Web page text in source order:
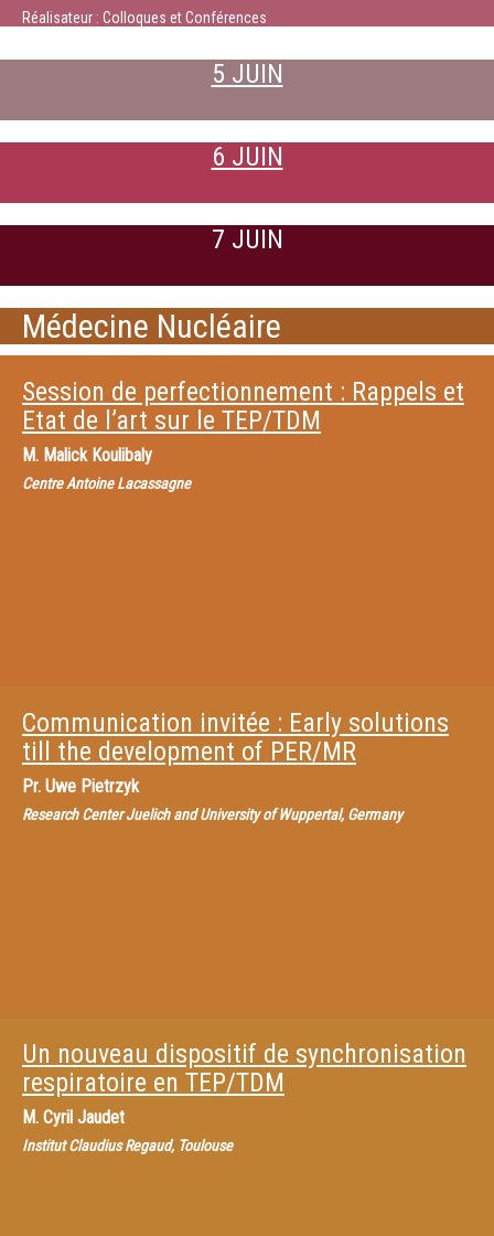
Réalisateur : Colloques et Conférences
5 JUIN
6 JUIN
7 JUIN
Médecine Nucléaire
Session de perfectionnement : Rappels et
Etat de l’art sur le TEP/TDM
M. Malick Koulibaly
Centre Antoine Lacassagne
Communication invitée : Early solutions
till the development of PER/MR
Pr. Uwe Pietrzyk
Research Center Juelich and University of Wuppertal, Germany
Un nouveau dispositif de synchronisation
respiratoire en TEP/TDM
M. Cyril Jaudet
Institut Claudius Regaud, Toulouse